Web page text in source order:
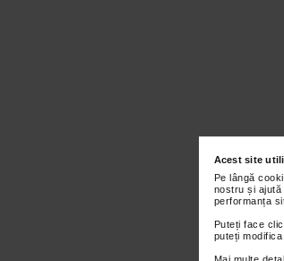
Acest site
Pe lângă
nostru și
performanța
Puteți face
puteți
Mai multe